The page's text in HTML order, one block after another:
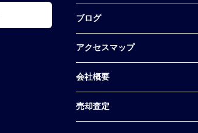
ブログ
アクセスマップ
会社概要
売却査定